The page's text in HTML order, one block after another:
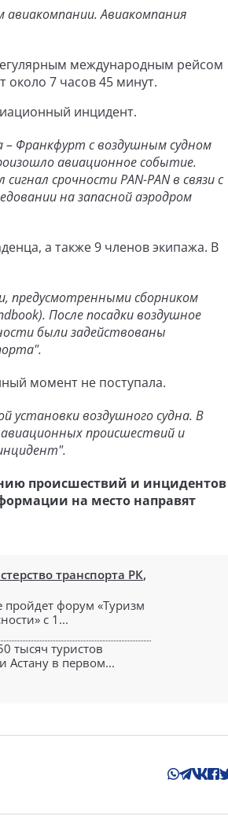
Авиакомпания
международным рейсом
7 часов 45 минут.
инцидент.
– Франкфурт с воздушным судном
авиационное событие.
срочности PAN-PAN в связи с
на запасной аэродром
а также 9 членов экипажа. В
предусмотренными сборником
После посадки воздушное
были задействованы
момент не поступала.
установки воздушного судна. В
происшествий и
происшествий и инцидентов
на место направят
транспорта РК,
пройдет форум «Туризм
с 1...
тысяч туристов
Астану в первом...